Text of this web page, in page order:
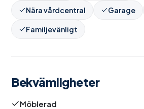
Nära vårdcentral Garage
Familjevänligt
Bekvämligheter
Möblerad